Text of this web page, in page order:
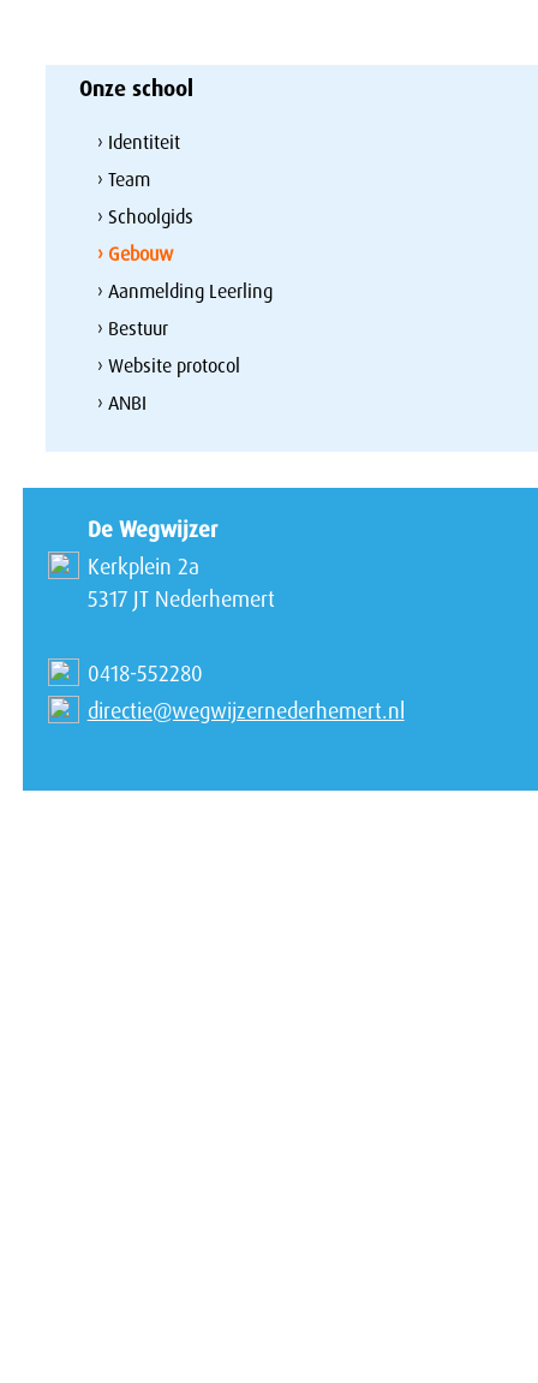
Onze school
› Identiteit
› Team
› Schoolgids
› Gebouw
› Aanmelding Leerling
› Bestuur
› Website protocol
› ANBI
De Wegwijzer
Kerkplein 2a
5317 JT Nederhemert
0418-552280
directie@wegwijzernederhemert.nl